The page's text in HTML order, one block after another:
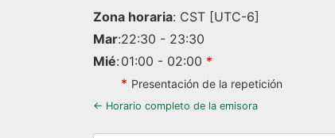
Zona horaria: CST [UTC-6]
Mar:22:30 - 23:30
Mié: 01:00 - 02:00 *
* Presentación de la repetición
← Horario completo de la emisora